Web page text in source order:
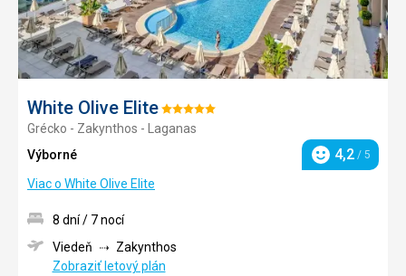
White Olive EliteHodnotenie:
5/5
Grécko - Zakynthos - Laganas
Výborné
Hodnotenie
4,2 / 5
Viac o White Olive Elite
8 dní / 7 nocí
Viedeň
Zakynthos
Zobraziť letový plán